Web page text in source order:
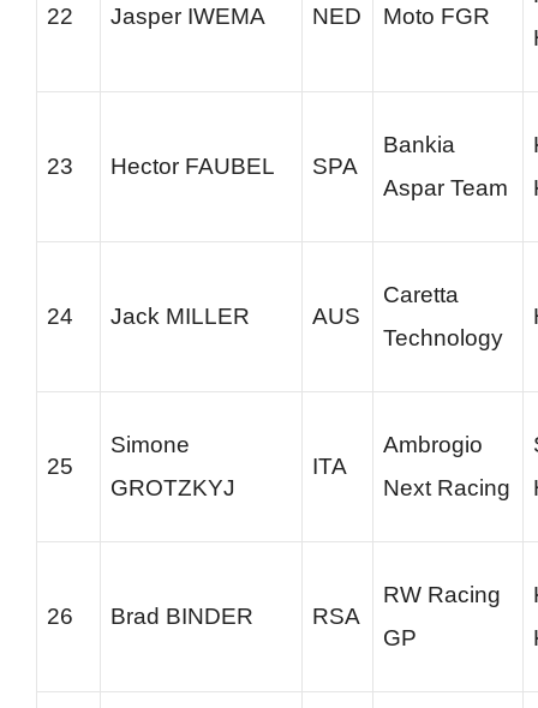
22 Jasper IWEMA NED Moto FGR
23 Hector FAUBEL SPA
Bankia
Aspar Team
24 Jack MILLER AUS
Caretta
Technology
25
Simone
GROTZKYJ
ITA
Ambrogio
Next Racing
26 Brad BINDER RSA
RW Racing
GP